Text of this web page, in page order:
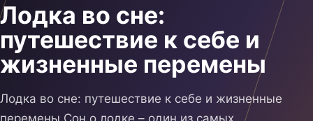
Лодка во сне:
путешествие к себе и
жизненные перемены
Лодка во сне: путешествие к себе и жизненные
перемены Сон о лодке – один из самых